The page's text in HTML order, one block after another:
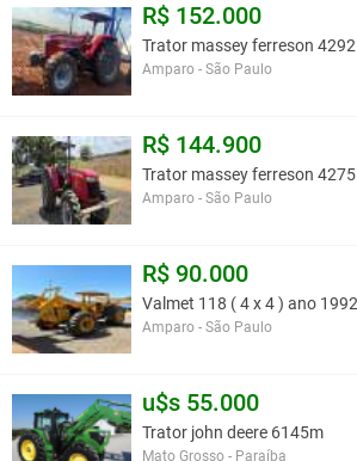
R$ 152.000
Trator massey ferreson
Amparo - São Paulo
R$ 144.900
Trator massey ferreson
Amparo - São Paulo
R$ 90.000
Valmet 118 ( 4 x 4 ) ano
Amparo - São Paulo
u$s 55.000
Trator john deere 6145m
Mato Grosso - Paraíba